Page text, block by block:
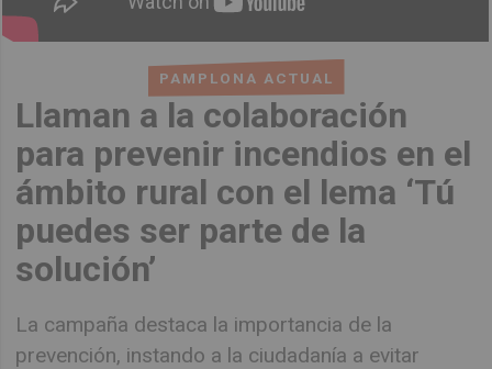
PAMPLONA ACTUAL
Llaman a la colaboración
para prevenir incendios en el
ámbito rural con el lema ‘Tú
puedes ser parte de la
solución’
La campaña destaca la importancia de la
prevención, instando a la ciudadanía a evitar